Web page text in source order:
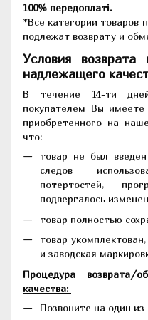
100% передоплаті.
*Все категории товаров
подлежат возврату и
Условия
надлежащего
В течение 14-ти
покупателем Вы
приобретенного на
что:
товар не был
следов
потертостей,
подвергалось
товар полностью
товар
и заводская
Процедура возврата/
качества:
Позвоните на один из